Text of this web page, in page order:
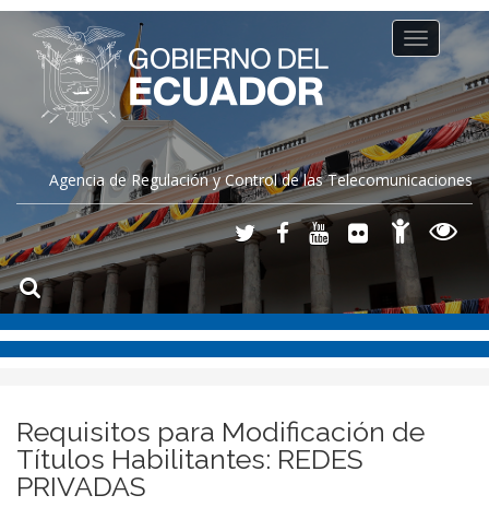
Agencia de Regulación y Control de las Telecomunicaciones
Toggle
navigation
Requisitos para Modificación de
Títulos Habilitantes: REDES
PRIVADAS